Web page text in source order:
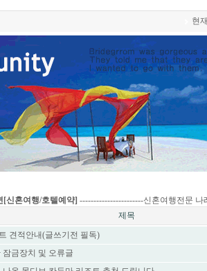
현
신혼여행/호텔예약] -----------------------신혼여행전문 나
제목
견적안내(글쓰기전 필독)
잠금장치 및 오류글